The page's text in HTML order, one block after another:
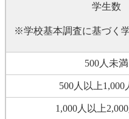
学生数
※学校基本調査に基づく
500人未満
500人以上1,000
1,000人以上